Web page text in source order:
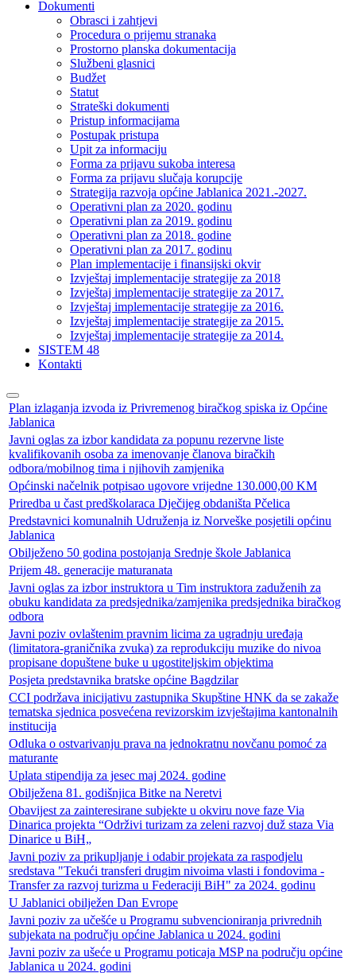
Dokumenti
Obrasci i zahtjevi
Procedura o prijemu stranaka
Prostorno planska dokumentacija
Službeni glasnici
Budžet
Statut
Strateški dokumenti
Pristup informacijama
Postupak pristupa
Upit za informaciju
Forma za prijavu sukoba interesa
Forma za prijavu slučaja korupcije
Strategija razvoja općine Jablanica 2021.-2027.
Operativni plan za 2020. godinu
Operativni plan za 2019. godinu
Operativni plan za 2018. godine
Operativni plan za 2017. godinu
Plan implementacije i finansijski okvir
Izvještaj implementacije strategije za 2018
Izvještaj implementacije strategije za 2017.
Izvještaj implementacije strategije za 2016.
Izvještaj implementacije strategije za 2015.
Izvještaj implementacije strategije za 2014.
SISTEM 48
Kontakti
Plan izlaganja izvoda iz Privremenog biračkog spiska iz Općine
Jablanica
Javni oglas za izbor kandidata za popunu rezervne liste
kvalifikovanih osoba za imenovanje članova biračkih
odbora/mobilnog tima i njihovih zamjenika
Općinski načelnik potpisao ugovore vrijedne 130.000,00 KM
Priredba u čast predškolaraca Dječijeg obdaništa Pčelica
Predstavnici komunalnih Udruženja iz Norveške posjetili općinu
Jablanica
Obilježeno 50 godina postojanja Srednje škole Jablanica
Prijem 48. generacije maturanata
Javni oglas za izbor instruktora u Tim instruktora zaduženih za
obuku kandidata za predsjednika/zamjenika predsjednika biračkog
odbora
Javni poziv ovlaštenim pravnim licima za ugradnju uređaja
(limitatora-graničnika zvuka) za reprodukciju muzike do nivoa
propisane dopuštene buke u ugostiteljskim objektima
Posjeta predstavnika bratske općine Bagdzilar
CCI podržava inicijativu zastupnika Skupštine HNK da se zakaže
tematska sjednica posvećena revizorskim izvještajima kantonalnih
institucija
Odluka o ostvarivanju prava na jednokratnu novčanu pomoć za
maturante
Uplata stipendija za jesec maj 2024. godine
Obilježena 81. godišnjica Bitke na Neretvi
Obavijest za zainteresirane subjekte u okviru nove faze Via
Dinarica projekta “Održivi turizam za zeleni razvoj duž staza Via
Dinarice u BiH„
Javni poziv za prikupljanje i odabir projekata za raspodjelu
sredstava "Tekući transferi drugim nivoima vlasti i fondovima -
Transfer za razvoj turizma u Federaciji BiH" za 2024. godinu
U Jablanici obilježen Dan Evrope
Javni poziv za učešće u Programu subvencioniranja privrednih
subjekata na području općine Jablanica u 2024. godini
Javni poziv za ušeće u Programu poticaja MSP na području općine
Jablanica u 2024. godini